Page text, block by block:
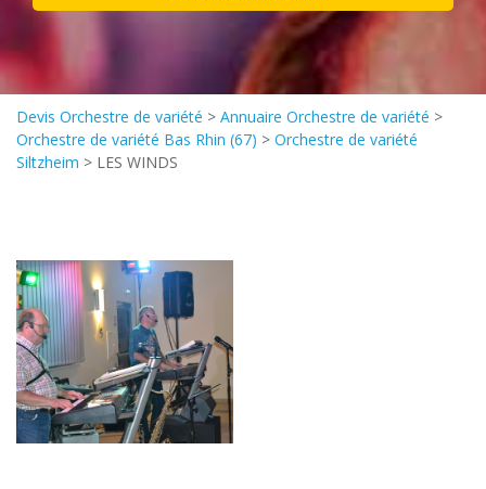
Devis Orchestre de variété > Annuaire Orchestre de variété >
Orchestre de variété Bas Rhin (67) > Orchestre de variété
Siltzheim > LES WINDS